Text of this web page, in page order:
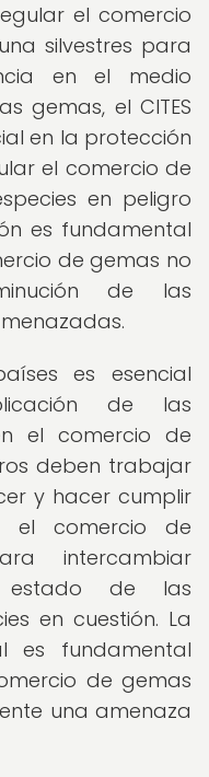
el comercio
silvestres para
en el medio
gemas, el CITES
en la protección
el comercio de
en peligro
es fundamental
de gemas no
de las
es esencial
de las
el comercio de
deben trabajar
y hacer cumplir
el comercio de
intercambiar
estado de las
en cuestión. La
es fundamental
de gemas
una amenaza